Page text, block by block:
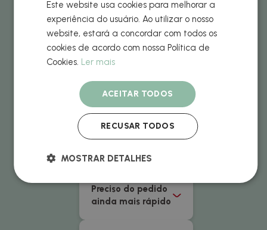
aceites
Qual é o preço do
Quando receberei
Devo pagar
impostos?
Preciso do pedido
ainda mais rápido
Este website usa cookies para melhorar a
experiência do usuário. Ao utilizar o nosso
website, estará a concordar com todos os
cookies de acordo com nossa Política de
Cookies. Ler mais
ACEITAR TODOS
RECUSAR TODOS
MOSTRAR DETALHES